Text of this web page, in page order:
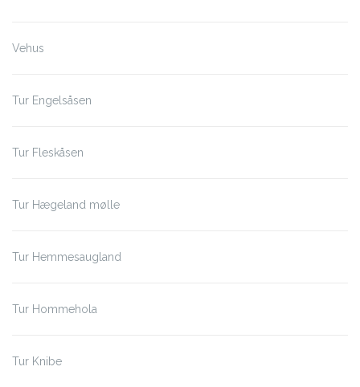
Vehus
Tur Engelsåsen
Tur Fleskåsen
Tur Hægeland mølle
Tur Hemmesaugland
Tur Hommehola
Tur Knibe